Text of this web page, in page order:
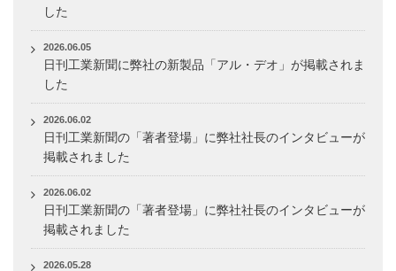
した
2026.06.05
日刊工業新聞に弊社の新製品「アル・デオ」が掲載されま
した
2026.06.02
日刊工業新聞の「著者登場」に弊社社長のインタビューが
掲載されました
2026.06.02
日刊工業新聞の「著者登場」に弊社社長のインタビューが
掲載されました
2026.05.28